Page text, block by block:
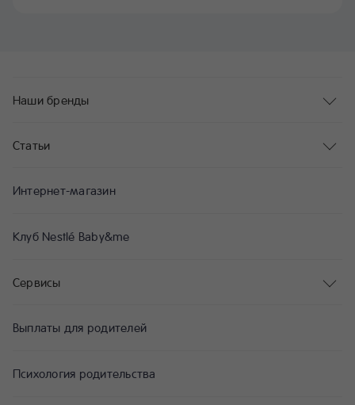
Наши бренды
Статьи
Интернет-магазин
Клуб Nestlé Baby&me
Сервисы
Выплаты для родителей
Психология родительства